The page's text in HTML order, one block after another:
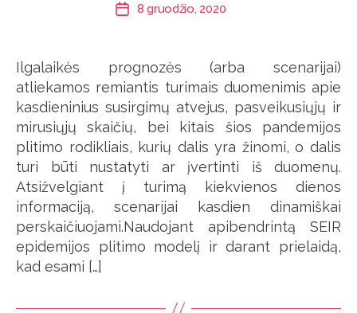
Įrašo8 gruodžio, 2020
Ilgalaikės prognozės (arba scenarijai)
atliekamos remiantis turimais duomenimis apie
kasdieninius susirgimų atvejus, pasveikusiųjų ir
mirusiųjų skaičių, bei kitais šios pandemijos
plitimo rodikliais, kurių dalis yra žinomi, o dalis
turi būti nustatyti ar įvertinti iš duomenų.
Atsižvelgiant į turimą kiekvienos dienos
informaciją, scenarijai kasdien dinamiškai
perskaičiuojami.Naudojant apibendrintą SEIR
epidemijos plitimo modelį ir darant prielaidą,
kad esami […]